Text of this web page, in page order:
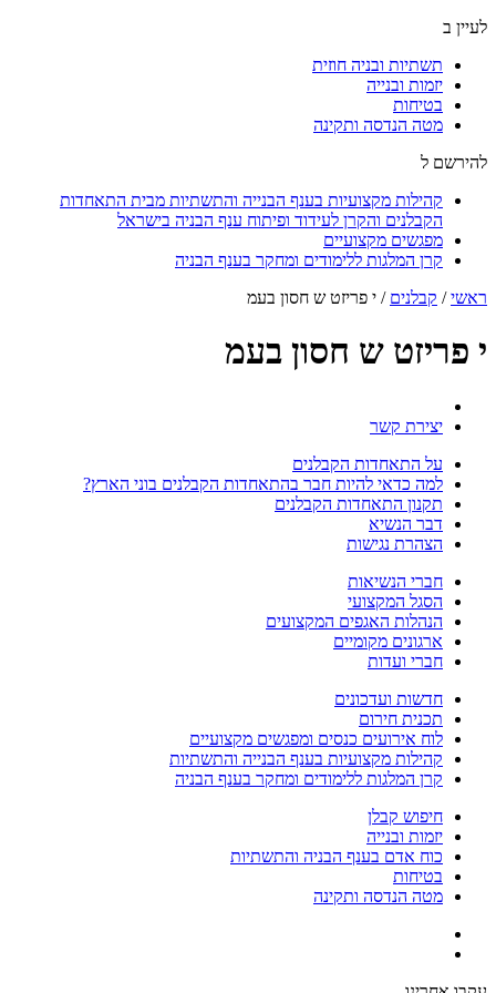
לעיין ב
תשתיות ובניה חוזית
יזמות ובנייה
בטיחות
מטה הנדסה ותקינה
להירשם ל
קהילות מקצועיות בענף הבנייה והתשתיות מבית התאחדות
הקבלנים והקרן לעידוד ופיתוח ענף הבניה בישראל
מפגשים מקצועיים
קרן המלגות ללימודים ומחקר בענף הבניה
ראשי/ קבלנים / י פריזט ש חסון בעמ
י פריזט ש חסון בעמ
יצירת קשר
על התאחדות הקבלנים
למה כדאי להיות חבר בהתאחדות הקבלנים בוני הארץ?
תקנון התאחדות הקבלנים
דבר הנשיא
הצהרת נגישות
חברי הנשיאות
הסגל המקצועי
הנהלות האגפים המקצועים
ארגונים מקומיים
חברי ועדות
חדשות ועדכונים
תכנית חירום
לוח אירועים כנסים ומפגשים מקצועיים
קהילות מקצועיות בענף הבנייה והתשתיות
קרן המלגות ללימודים ומחקר בענף הבניה
חיפוש קבלן
יזמות ובנייה
כוח אדם בענף הבניה והתשתיות
בטיחות
מטה הנדסה ותקינה